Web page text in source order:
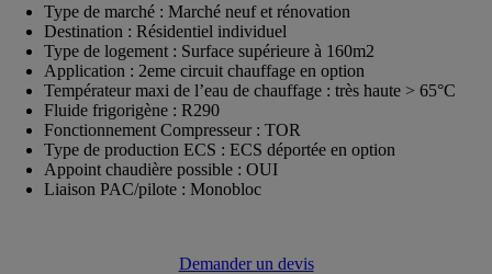
Type de marché : Marché neuf et rénovation
Destination : Résidentiel individuel
Type de logement : Surface supérieure à 160m2
Application : 2eme circuit chauffage en option
Températeur maxi de l’eau de chauffage : très haute > 65°C
Fluide frigorigène : R290
Fonctionnement Compresseur : TOR
Type de production ECS : ECS déportée en option
Appoint chaudière possible : OUI
Liaison PAC/pilote : Monobloc
Demander un devis